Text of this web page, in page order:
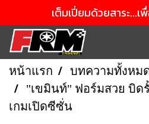
เต็มเปี่ยมด้วยสาระ...
หน้าแรก บทความทั้งหม
"เขมินท์" ฟอร์มสวย บิด
เกมเปิดซีซั่น